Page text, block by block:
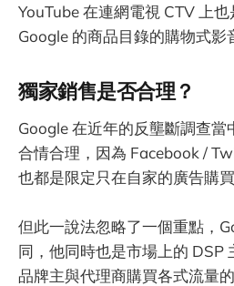
YouTube 在連網電視 CTV 上
Google 的商品目錄的購物式影
獨家銷售是否合理？
Google 在近年的反壟斷調查當
合情合理，因為 Facebook /
也都是限定只在自家的廣告購買
但此一說法忽略了一個重點，
同，他同時也是市場上的 DSP
品牌主與代理商購買各式流量